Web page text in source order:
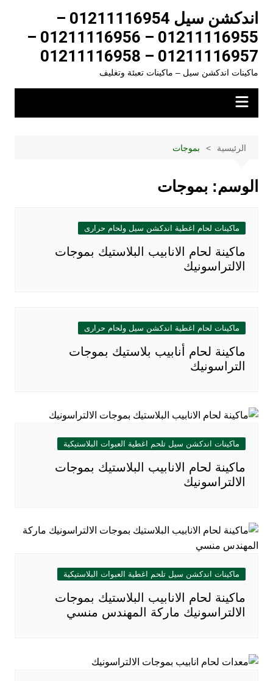
المحتوى
اندكشن سيل 01211116954 –
01211116955 – 01211116956 –
01211116957 – 01211116958
ماكينات اندكشن سيل – ماكينات تعبئة وتغليف
الرئيسية بموجات
الوسم: بموجات
ماكينات لحام اغطية اندكشن سيل ولحام حرارى
ماكينة لحام الانابيب البلاستيك بموجات
الالتراسونيك
ماكينات لحام اغطية اندكشن سيل ولحام حرارى
ماكينة لحام أنابيب بلاستيك بموجات
التراسونيك
ماكينات اندكشن سيل تلحم اغطية العبوات البلاستيكية
ماكينة لحام الانابيب البلاستيك بموجات
الالتراسونيك
ماكينات اندكشن سيل تلحم اغطية العبوات البلاستيكية
ماكينة لحام الانابيب البلاستيك بموجات
الالتراسونيك ماركة المهندس منسي